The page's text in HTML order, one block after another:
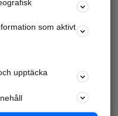
som aktivt
upptäcka